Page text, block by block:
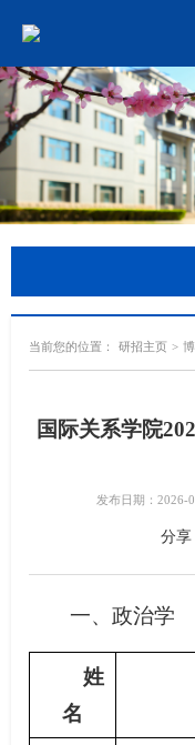
当前您的位置： 研招主页 >
国际关系学院
发布日期：2026-
分享
一、政治学
姓
名